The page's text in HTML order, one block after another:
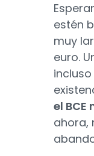
estén
muy
euro.
el
ahora,